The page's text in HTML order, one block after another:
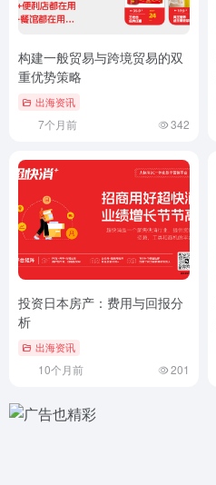
构建一般贸易与跨境贸易的双
重优势策略
出海资讯
7个月前 342
投资日本房产：费用与回报分
析
出海资讯
10个月前 201